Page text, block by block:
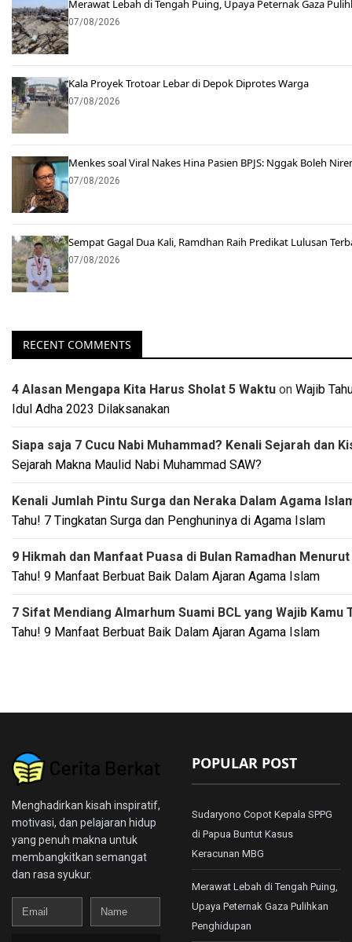
Merawat Lebah di Tengah Puing, Upaya Peternak Gaza
07/08/2026
Kala Proyek Trotoar Lebar di Depok Diprotes Warga
07/08/2026
Menkes soal Viral Nakes Hina Pasien BPJS: Nggak Boleh
07/08/2026
Sempat Gagal Dua Kali, Ramdhan Raih Predikat Lulusan
07/08/2026
RECENT COMMENTS
4 Alasan Mengapa Kita Harus Sholat 5 Waktu on Wajib
Idul Adha 2023 Dilaksanakan
Siapa saja 7 Cucu Nabi Muhammad? Kenali Sejarah dan
Sejarah Makna Maulid Nabi Muhammad SAW?
Kenali Jumlah Pintu Surga dan Neraka Dalam Agama
Tahu! 7 Tingkatan Surga dan Penghuninya di Agama Islam
9 Hikmah dan Manfaat Puasa di Bulan Ramadhan
Tahu! 9 Manfaat Berbuat Baik Dalam Ajaran Agama Islam
7 Sifat Mendiang Almarhum Suami BCL yang Wajib Kamu
Tahu! 9 Manfaat Berbuat Baik Dalam Ajaran Agama Islam
Menghadirkan kisah inspiratif,
motivasi, dan pelajaran hidup
yang penuh makna untuk
membangkitkan semangat
dan rasa syukur.
Email
Name
POPULAR POST
Sudaryono Copot Kepala SPPG
di Papua Buntut Kasus
Keracunan MBG
Merawat Lebah di Tengah Puing,
Upaya Peternak Gaza Pulihkan
Penghidupan